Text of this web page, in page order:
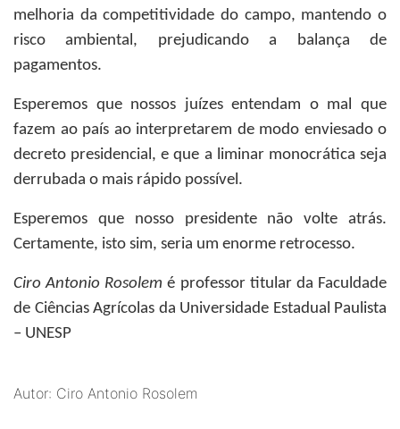
melhoria da competitividade do campo, mantendo o
risco ambiental, prejudicando a balança de
pagamentos.
Esperemos que nossos juízes entendam o mal que
fazem ao país ao interpretarem de modo enviesado o
decreto presidencial, e que a liminar monocrática seja
derrubada o mais rápido possível.
Esperemos que nosso presidente não volte atrás.
Certamente, isto sim, seria um enorme retrocesso.
Ciro Antonio Rosolem é professor titular da Faculdade
de Ciências Agrícolas da Universidade Estadual Paulista
– UNESP
Autor: Ciro Antonio Rosolem